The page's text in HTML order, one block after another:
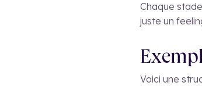
Chaque
juste un
Voici une